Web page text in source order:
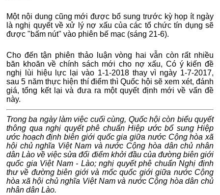
Một nội dung cũng mới được bổ sung trước kỳ họp ít ngày
là nghị quyết về xử lý nợ xấu của các tổ chức tín dụng sẽ
được "bấm nút" vào phiên bế mạc (sáng 21-6).
Cho đến tận phiên thảo luận vòng hai vẫn còn rất nhiều
băn khoăn về chính sách mới cho nợ xấu, Có ý kiến đề
nghị lùi hiệu lực lại vào 1-1-2018 thay vì ngày 1-7-2017,
sau 5 năm thực hiện thí điểm thì Quốc hội sẽ xem xét, đánh
giá, tổng kết lại và đưa ra một quyết định mới về vấn đề
này.
Trong ba ngày làm việc cuối cùng, Quốc hội còn biểu quyết
thông qua nghị quyết phê chuẩn Hiệp ước bổ sung Hiệp
ước hoạch định biên giới quốc gia giữa nước Cộng hòa xã
hội chủ nghĩa Việt Nam và nước Cộng hòa dân chủ nhân
dân Lào về việc sửa đổi điểm khởi đầu của đường biên giới
quốc gia Việt Nam - Lào; nghị quyết phê chuẩn Nghị định
thư về đường biên giới và mốc quốc giới giữa nước Cộng
hòa xã hội chủ nghĩa Việt Nam và nước Cộng hòa dân chủ
nhân dân Lào.